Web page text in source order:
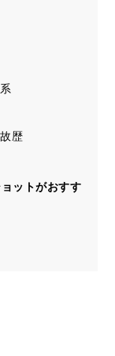
歴
ットがおすす